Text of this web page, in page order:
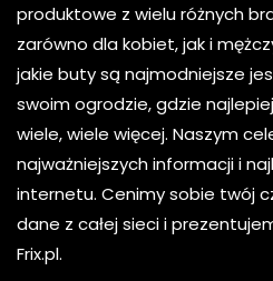
produktowe z wielu różnych
zarówno dla kobiet, jak i
jakie buty są najmodniejsze
swoim ogrodzie, gdzie
wiele, wiele więcej. Naszym
najważniejszych informacji i
internetu. Cenimy sobie twój
dane z całej sieci i
Frix.pl.